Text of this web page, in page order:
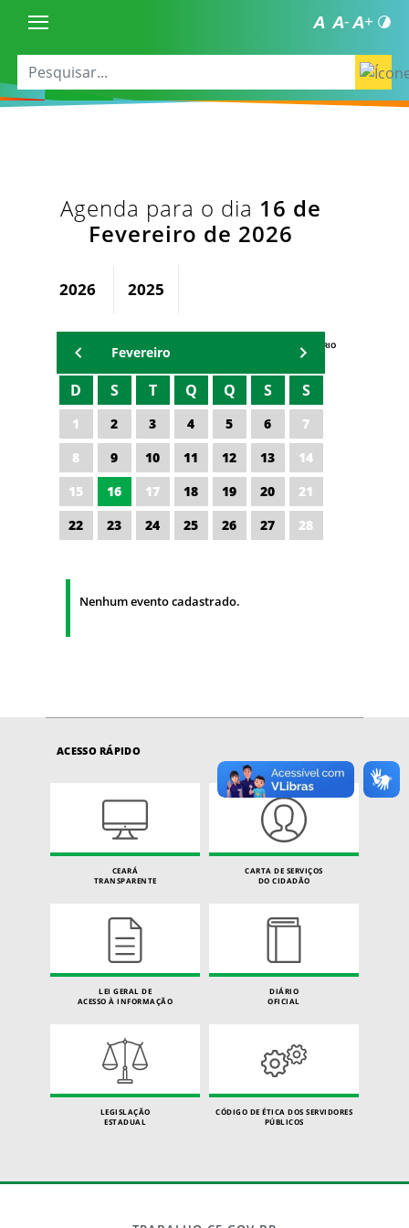
Agenda para o dia 16 de
Fevereiro de 2026
2026 2025
AGENDA DO SECRETÁRIO
Fevereiro
D S T Q Q S S
1 2 3 4 5 6
7
8
9 10 11 12 13
14
15
16 17 18 19 20
21
22
23 24 25 26 27 28
Nenhum evento cadastrado.
ACESSO RÁPIDO
CEARÁ
TRANSPARENTE
CARTA DE SERVIÇOS
DO CIDADÃO
LEI GERAL DE
ACESSO À INFORMAÇÃO
DIÁRIO
OFICIAL
LEGISLAÇÃO
ESTADUAL
CÓDIGO DE ÉTICA DOS SERVIDORES
PÚBLICOS